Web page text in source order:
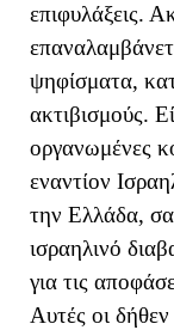
επιφυλάξεις.
ψηφίσματα,
ακτιβισμούς.
οργανωμένες
εναντίον
την Ελλάδα,
ισραηλινό
για τις
Αυτές οι